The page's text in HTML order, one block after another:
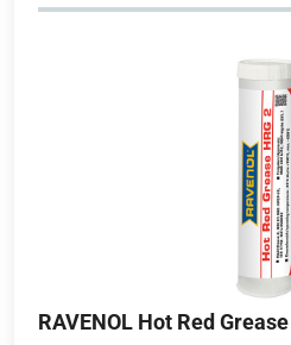
RAVENOL Hot Red